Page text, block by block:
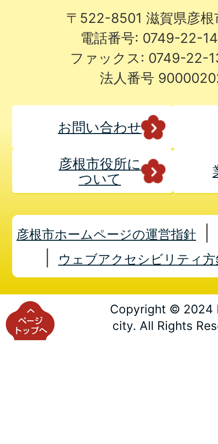
〒522-8501 滋賀県彦
電話番号: 0749-22-
ファックス: 0749-22-
法人番号
お問い合わせ
彦根市役所に
ついて
彦根市ホームページの運営指針
ウェブアクセシビリティ方
Copyright © 2024
city. All Rights